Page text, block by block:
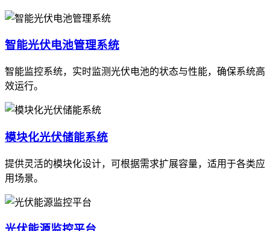
智能光伏电池管理系统
智能监控系统，实时监测光伏电池的状态与性能，确保系统高
效运行。
模块化光伏储能系统
提供灵活的模块化设计，可根据需求扩展容量，适用于各类应
用场景。